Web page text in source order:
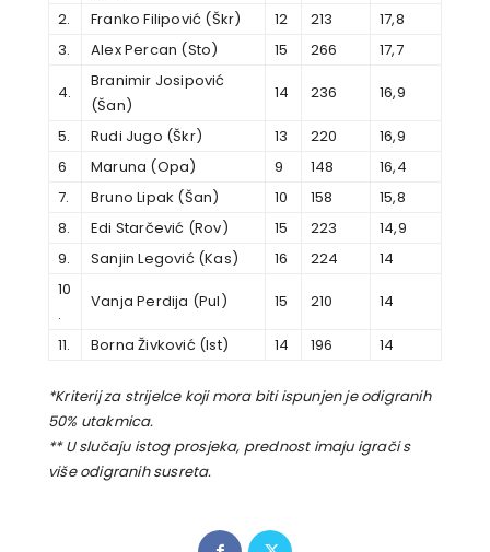
2. Franko Filipović (Škr) 12 213
17,8
3.
Alex Percan (Sto) 15 266 17,7
4.
Branimir Josipović
(Šan)
14 236 16,9
5. Rudi Jugo (Škr) 13 220
16,9
6
Maruna (Opa) 9 148
16,4
7.
Bruno Lipak (Šan) 10 158
15,8
8.
Edi Starčević (Rov) 15 223
14,9
9.
Sanjin Legović (Kas) 16 224
14
10
.
Vanja Perdija (Pul) 15 210 14
11. Borna Živković (Ist) 14 196 14
*Kriterij za strijelce koji mora biti ispunjen je odigranih
50% utakmica.
** U slučaju istog prosjeka, prednost imaju igrači s
više odigranih susreta.